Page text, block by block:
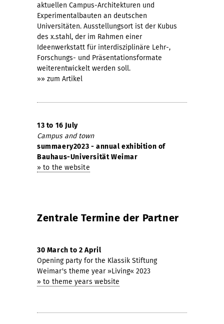
aktuellen Campus-Architekturen und
Experimentalbauten an deutschen
Universitäten. Ausstellungsort ist der Kubus
des x.stahl, der im Rahmen einer
Ideenwerkstatt für interdisziplinäre Lehr-,
Forschungs- und Präsentationsformate
weiterentwickelt werden soll.
»» zum Artikel
13 to 16 July
Campus and town
summaery2023 - annual exhibition of
Bauhaus-Universität Weimar
» to the website
Zentrale Termineder Partner
30 March to 2 April
Opening party for the Klassik Stiftung
Weimar's theme year »Living« 2023
» to theme years website